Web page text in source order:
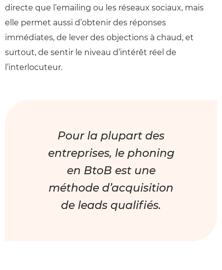
directe que l’emailing ou les réseaux sociaux, mais
elle permet aussi d’obtenir des réponses
immédiates, de lever des objections à chaud, et
surtout, de sentir le niveau d’intérêt réel de
l’interlocuteur.
Pour la plupart des
entreprises, le phoning
en BtoB est une
méthode d’acquisition
de leads qualifiés.